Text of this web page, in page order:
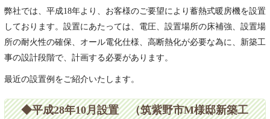
弊社では、平成18年より、お客様のご要望により蓄熱式暖房機を設置
しております。設置にあたっては、電圧、設置場所の床補強、設置場
所の耐火性の確保、オール電化仕様、高断熱化が必要な為に、新築工
事の設計段階で、計画する必要があります。
最近の設置例をご紹介いたします。
◆平成28年10月設置 （筑紫野市M様邸新築工